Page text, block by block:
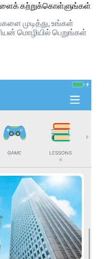
கற்றுக்கொள்ளுங்கள்
முடித்து, உங்கள்
மொழியில் பெறுங்கள்